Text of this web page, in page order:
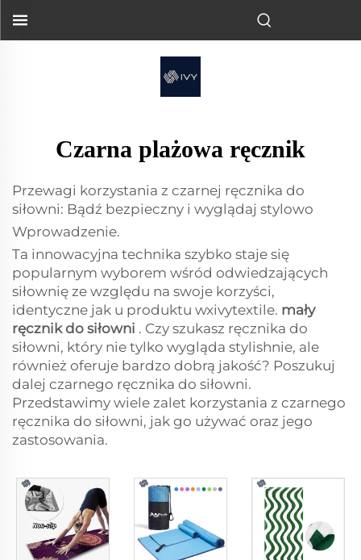
Czarna plażowa ręcznik
Przewagi korzystania z czarnej ręcznika do
siłowni: Bądź bezpieczny i wyglądaj stylowo
Wprowadzenie.
Ta innowacyjna technika szybko staje się
popularnym wyborem wśród odwiedzających
siłownię ze względu na swoje korzyści,
identyczne jak u produktu wxivytextile. mały
ręcznik do siłowni . Czy szukasz ręcznika do
siłowni, który nie tylko wygląda stylishnie, ale
również oferuje bardzo dobrą jakość? Poszukuj
dalej czarnego ręcznika do siłowni.
Przedstawimy wiele zalet korzystania z czarnego
ręcznika do siłowni, jak go używać oraz jego
zastosowania.